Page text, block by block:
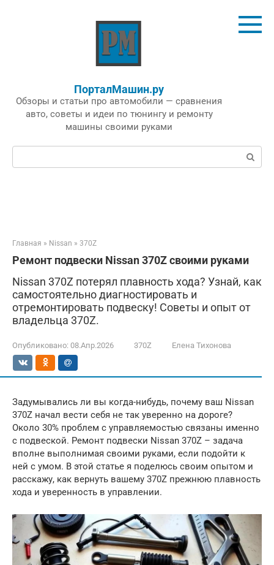
ПорталМашин.ру
Обзоры и статьи про автомобили — сравнения
авто, советы и идеи по тюнингу и ремонту
машины своими руками
Поиск:
Главная » Nissan » 370Z
Ремонт подвески Nissan 370Z своими руками
Nissan 370Z потерял плавность хода? Узнай, как
самостоятельно диагностировать и
отремонтировать подвеску! Советы и опыт от
владельца 370Z.
Опубликовано: 08.Апр.2026 370Z Елена Тихонова
Задумывались ли вы когда-нибудь, почему ваш Nissan
370Z начал вести себя не так уверенно на дороге?
Около 30% проблем с управляемостью связаны именно
с подвеской. Ремонт подвески Nissan 370Z – задача
вполне выполнимая своими руками, если подойти к
ней с умом. В этой статье я поделюсь своим опытом и
расскажу, как вернуть вашему 370Z прежнюю плавность
хода и уверенность в управлении.